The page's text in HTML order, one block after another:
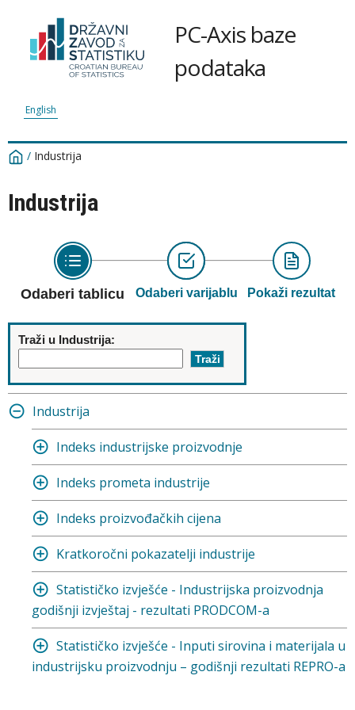
PC-Axis baze
podataka
English
/ Industrija
Industrija
Odaberi tablicu Odaberi varijablu Pokaži rezultat
Traži u Industrija:
Industrija
Indeks industrijske proizvodnje
Indeks prometa industrije
Indeks proizvođačkih cijena
Kratkoročni pokazatelji industrije
Statističko izvješće - Industrijska proizvodnja
godišnji izvještaj - rezultati PRODCOM-a
Statističko izvješće - Inputi sirovina i materijala u
industrijsku proizvodnju – godišnji rezultati REPRO-a